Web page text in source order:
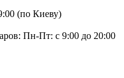
(по Киеву)
Пн-Пт: с 9:00 до 20:00